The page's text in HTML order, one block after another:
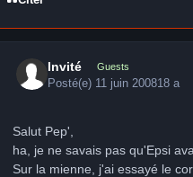
Invité Guests
Posté(e) 11 juin 200818 a
Salut Pep',
ha, je ne savais pas qu'Epsi
Sur la mienne, j'ai essayé le